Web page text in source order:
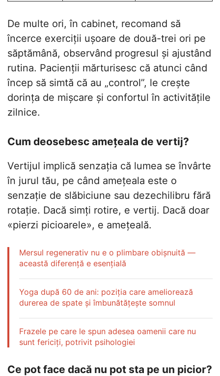
De multe ori, în cabinet, recomand să
încerce exerciții ușoare de două-trei ori pe
săptămână, observând progresul și ajustând
rutina. Pacienții mărturisesc că atunci când
încep să simtă că au „control”, le crește
dorința de mișcare și confortul în activitățile
zilnice.
Cum deosebesc amețeala de vertij?
Vertijul implică senzația că lumea se învârte
în jurul tău, pe când amețeala este o
senzație de slăbiciune sau dezechilibru fără
rotație. Dacă simți rotire, e vertij. Dacă doar
«pierzi picioarele», e amețeală.
Mersul regenerativ nu e o plimbare obișnuită —
această diferență e esențială
Yoga după 60 de ani: poziția care ameliorează
durerea de spate și îmbunătățește somnul
Frazele pe care le spun adesea oamenii care nu
sunt fericiți, potrivit psihologiei
Ce pot face dacă nu pot sta pe un picior?